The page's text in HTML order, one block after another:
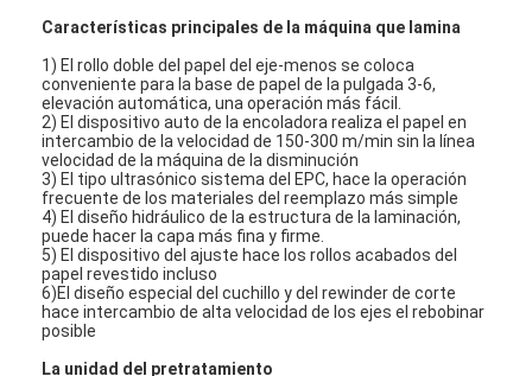
Hogar
Productos
Características principales de la máquina que lamina
1) El rollo doble del papel del eje-menos se coloca
conveniente para la base de papel de la pulgada 3-6,
elevación automática, una operación más fácil.
2) El dispositivo auto de la encoladora realiza el papel en
intercambio de la velocidad de 150-300 m/min sin la línea
velocidad de la máquina de la disminución
3) El tipo ultrasónico sistema del EPC, hace la operación
frecuente de los materiales del reemplazo más simple
4) El diseño hidráulico de la estructura de la laminación,
puede hacer la capa más fina y firme.
5) El dispositivo del ajuste hace los rollos acabados del
papel revestido incluso
6)El diseño especial del cuchillo y del rewinder de corte
hace intercambio de alta velocidad de los ejes el rebobinar
posible
La unidad del pretratamiento